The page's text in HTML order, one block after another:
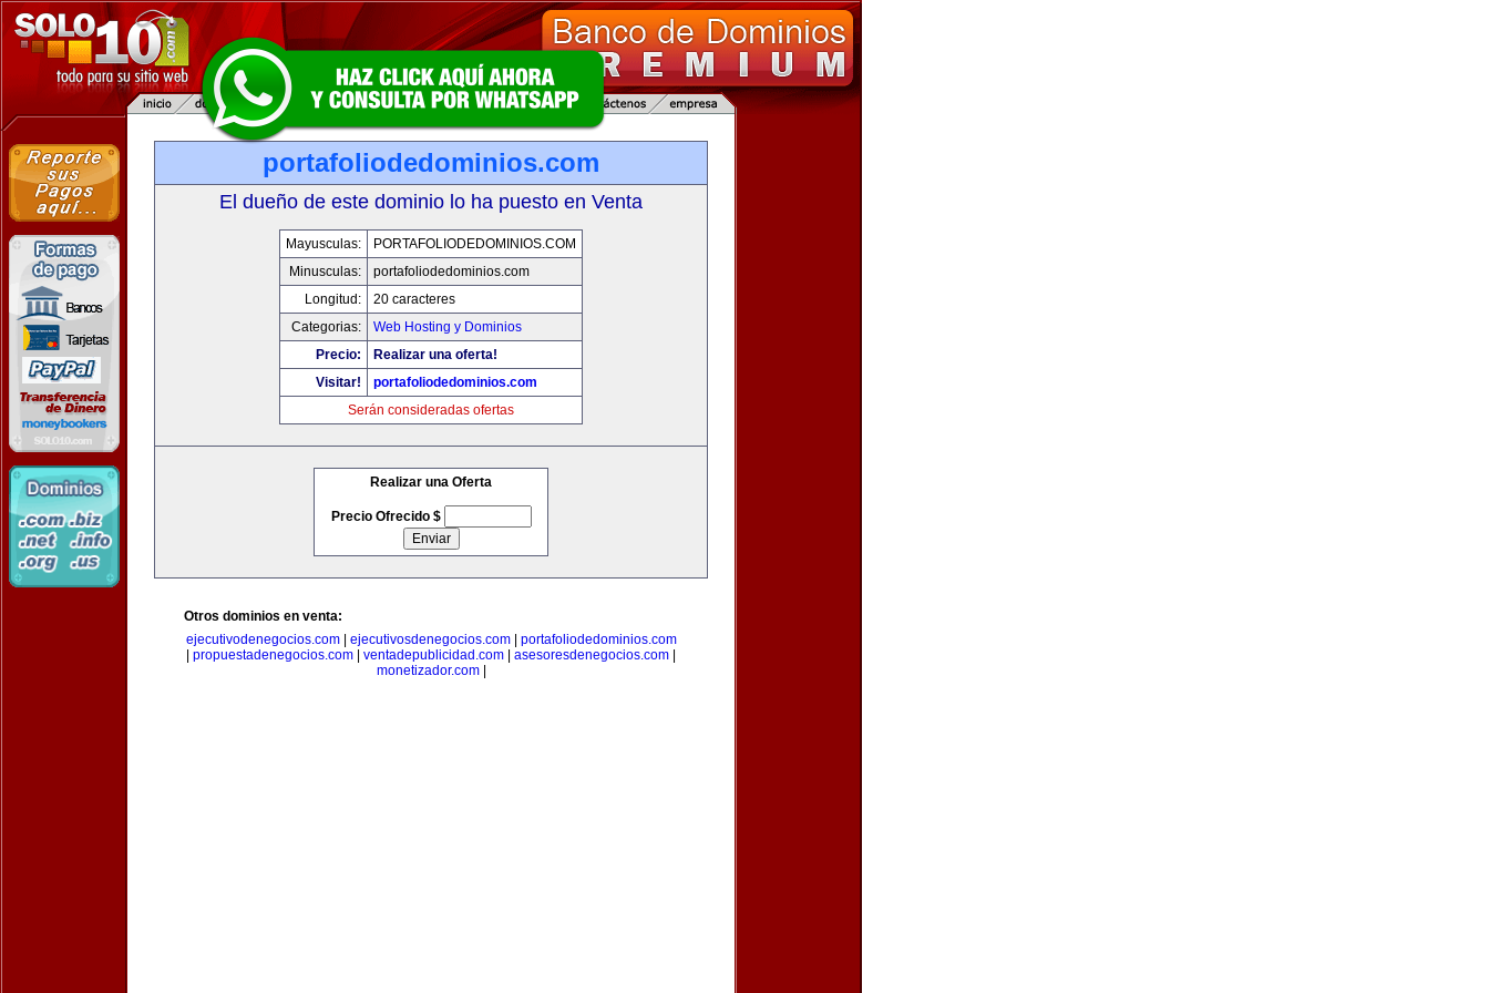
portafoliodedominios.com
El dueño de este dominio lo ha puesto en Venta
Mayusculas:
PORTAFOLIODEDOMINIOS.COM
Minusculas:
portafoliodedominios.com
Longitud:
20 caracteres
Categorias:
Web Hosting y Dominios
Precio:
Realizar una oferta!
Visitar!
portafoliodedominios.com
Serán consideradas ofertas
Realizar una Oferta
Precio Ofrecido $
Otros dominios en venta:
ejecutivodenegocios.com| ejecutivosdenegocios.com| portafoliodedominios.com
propuestadenegocios.com ventadepublicidad.com asesoresdenegocios.com
monetizador.com|